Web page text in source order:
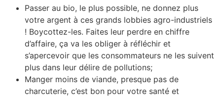
Passer au bio, le plus possible, ne donnez plus
votre argent à ces grands lobbies agro-industriels
! Boycottez-les. Faites leur perdre en chiffre
d’affaire, ça va les obliger à réfléchir et
s’apercevoir que les consommateurs ne les suivent
plus dans leur délire de pollutions;
Manger moins de viande, presque pas de
charcuterie, c’est bon pour votre santé et